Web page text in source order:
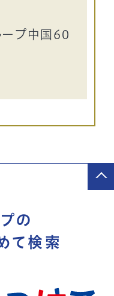
プ中国60
の
て検索